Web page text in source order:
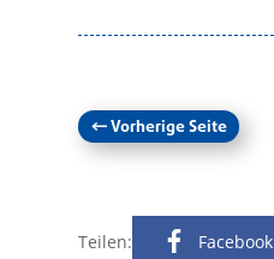
←Vorherige Seite
Teilen: Facebook